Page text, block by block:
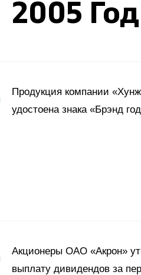
2005 Год
Продукция компании
удостоена знака «Брэнд
Акционеры ОАО «Акрон»
выплату дивидендов за